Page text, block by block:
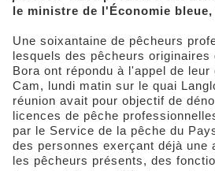
le ministre de l'Économie
Une soixantaine de pêcheurs
lesquels des pêcheurs originaires
Bora ont répondu à l'appel de leur
Cam, lundi matin sur le quai
réunion avait pour objectif de
licences de pêche
par le Service de la pêche du
des personnes exerçant déjà une
les pêcheurs présents, des